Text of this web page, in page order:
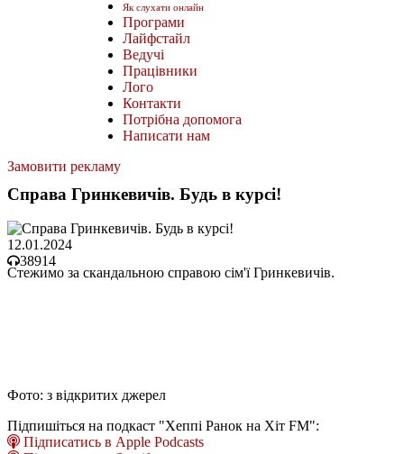
Як слухати онлайн
Програми
Лайфстайл
Ведучі
Працівники
Лого
Контакти
Потрібна допомога
Написати нам
Замовити рекламу
Справа Гринкевичів. Будь в курсі!
12.01.2024
38914
Стежимо за скандальною справою сім'ї Гринкевичів.
Фото: з відкритих джерел
Підпишіться на подкаст "Хеппі Ранок на Хіт FM":
Підписатись в Apple Podcasts